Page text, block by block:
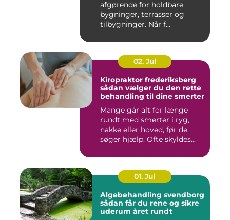
afgørende for holdbare
bygninger, terrasser og
tilbygninger. Når f...
02. Jul
Kiropraktor frederiksberg
sådan vælger du den rette
behandling til dine smerter
Mange går alt for længe
rundt med smerter i ryg,
nakke eller hoved, før de
søger hjælp. Ofte skyldes...
01. Jul
Algebehandling svendborg
sådan får du rene og sikre
uderum året rundt